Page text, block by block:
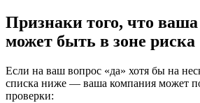
Признаки того, что
может быть в зоне риска
Если на ваш вопрос «да» хотя бы на
списка ниже — ваша компания может
проверки: